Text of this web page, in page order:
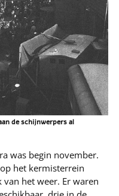
de schijnwerpers al
was begin november.
het kermisterrein
het weer. Er waren